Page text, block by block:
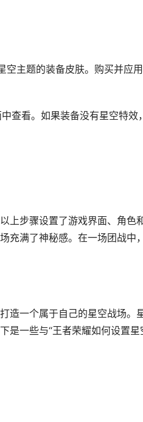
空主题的装备皮肤。购买并应
查看。如果装备没有星空特效
上步骤设置了游戏界面、角色
充满了神秘感。在一场团战中
造一个属于自己的星空战场。
是一些与“王者荣耀如何设置星